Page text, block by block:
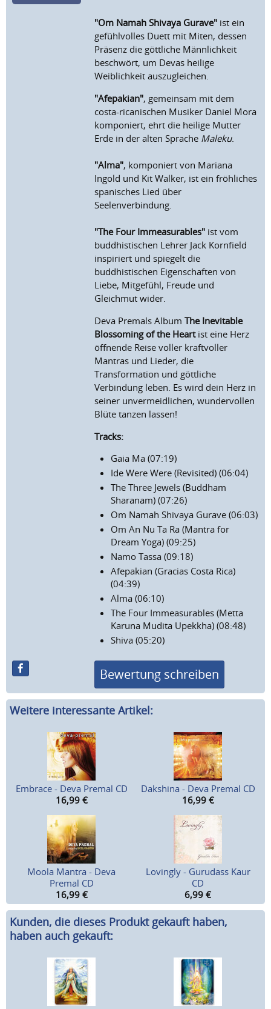
"Om Namah Shivaya Gurave" ist ein
gefühlvolles Duett mit Miten, dessen
Präsenz die göttliche Männlichkeit
beschwört, um Devas heilige
Weiblichkeit auszugleichen.
"Afepakian", gemeinsam mit dem
costa-ricanischen Musiker Daniel Mora
komponiert, ehrt die heilige Mutter
Erde in der alten Sprache Maleku.
"Alma", komponiert von Mariana
Ingold und Kit Walker, ist ein fröhliches
spanisches Lied über
Seelenverbindung.
"The Four Immeasurables" ist vom
buddhistischen Lehrer Jack Kornfield
inspiriert und spiegelt die
buddhistischen Eigenschaften von
Liebe, Mitgefühl, Freude und
Gleichmut wider.
Deva Premals AlbumThe Inevitable
Blossoming of the Heartist eine Herz
öffnende Reise voller kraftvoller
Mantras und Lieder, die
Transformation und göttliche
Verbindung leben. Es wird dein Herz in
seiner unvermeidlichen, wundervollen
Blüte tanzen lassen!
Tracks:
Gaia Ma (07:19)
Ide Were Were (Revisited) (06:04)
The Three Jewels (Buddham
Sharanam) (07:26)
Om Namah Shivaya Gurave (06:03)
Om An Nu Ta Ra (Mantra for
Dream Yoga) (09:25)
Namo Tassa (09:18)
Afepakian (Gracias Costa Rica)
(04:39)
Alma (06:10)
The Four Immeasurables (Metta
Karuna Mudita Upekkha) (08:48)
Shiva (05:20)
Bewertung schreiben
Weitere interessante Artikel:
Embrace - Deva Premal CD
16,99 €
Dakshina - Deva Premal CD
16,99 €
Moola Mantra - Deva
Premal CD
16,99 €
Lovingly - Gurudass Kaur
CD
6,99 €
Kunden, die dieses Produkt gekauft haben,
haben auch gekauft: